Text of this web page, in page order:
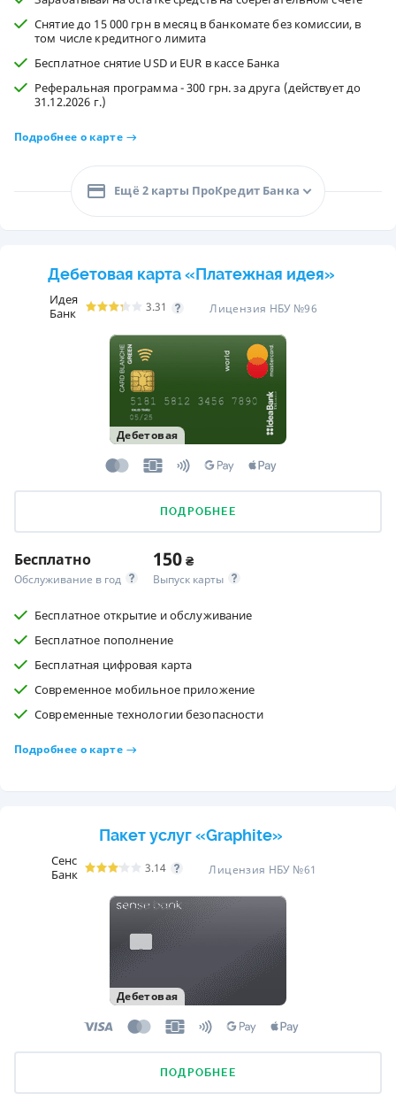
Снятие до 15 000 грн в месяц в банкомате без комиссии, в
том числе кредитного лимита
Бесплатное снятие USD и EUR в кассе Банка
Реферальная программа - 300 грн. за друга (действует до
31.12.2026 г.)
Подробнее о карте
Ещё 2 карты ПроКредит Банка
Дебетовая карта «Платежная идея»
Идея
Банк
3.31 Лицензия НБУ №96
Дебетовая
ПОДРОБНЕЕ
Бесплатно
Обслуживание в год
150 ₴
Выпуск карты
Бесплатное открытие и обслуживание
Бесплатное пополнение
Бесплатная цифровая карта
Современное мобильное приложение
Современные технологии безопасности
Подробнее о карте
Пакет услуг «Graphite»
Сенс
Банк
3.14 Лицензия НБУ №61
Дебетовая
ПОДРОБНЕЕ